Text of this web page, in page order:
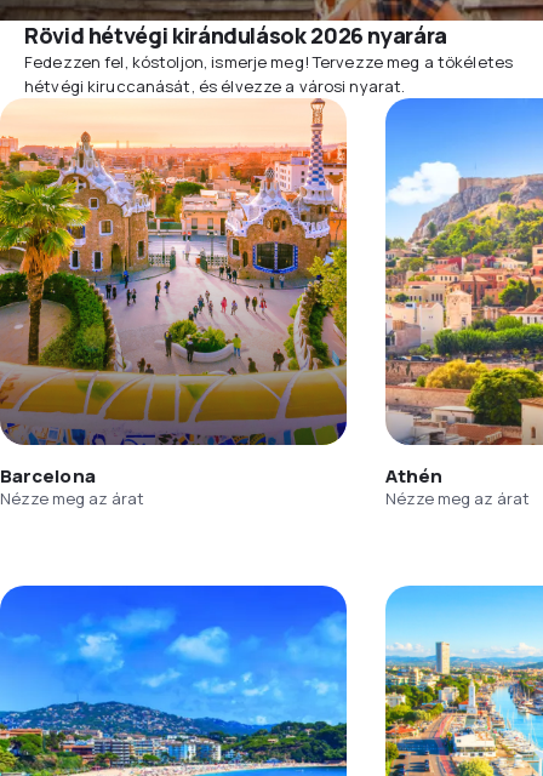
Rövid hétvégi kirándulások 2026 nyarára
Fedezzen fel, kóstoljon, ismerje meg! Tervezze meg a tökéletes
hétvégi kiruccanását, és élvezze a városi nyarat.
Barcelona
Nézze meg az árat
Athén
Nézze meg az árat